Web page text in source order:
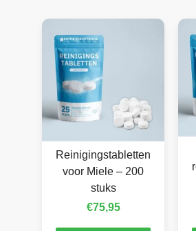
Reinigingstabletten
voor Miele – 200
stuks
€75,95